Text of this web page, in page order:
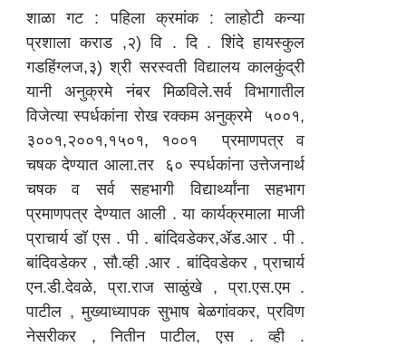
शाळा गट : पहिला क्रमांक : लाहोटी कन्या
प्रशाला कराड ,२) वि . दि . शिंदे हायस्कुल
गडहिंग्लज,३) श्री सरस्वती विद्यालय कालकुंद्री
यानी अनुक्रमे नंबर मिळविले.सर्व विभागातील
विजेत्या स्पर्धकांना रोख रक्कम अनुक्रमे ५००१,
३००१,२००१,१५०१, १००१ प्रमाणपत्र व
चषक देण्यात आला.तर ६० स्पर्धकांना उत्तेजनार्थ
चषक व सर्व सहभागी विद्यार्थ्यांना सहभाग
प्रमाणपत्र देण्यात आली . या कार्यक्रमाला माजी
प्राचार्य डॉ एस . पी . बांदिवडेकर,ॲड.आर . पी .
बांदिवडेकर , सौ.व्ही .आर . बांदिवडेकर , प्राचार्य
एन.डी.देवळे, प्रा.राज साळुंखे , प्रा.एस.एम .
पाटील , मुख्याध्यापक सुभाष बेळगांवकर, प्रविण
नेसरीकर , नितीन पाटील, एस . व्ही .